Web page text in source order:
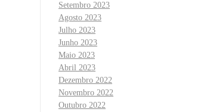
Setembro 2023
Agosto 2023
Julho 2023
Junho 2023
Maio 2023
Abril 2023
Dezembro 2022
Novembro 2022
Outubro 2022